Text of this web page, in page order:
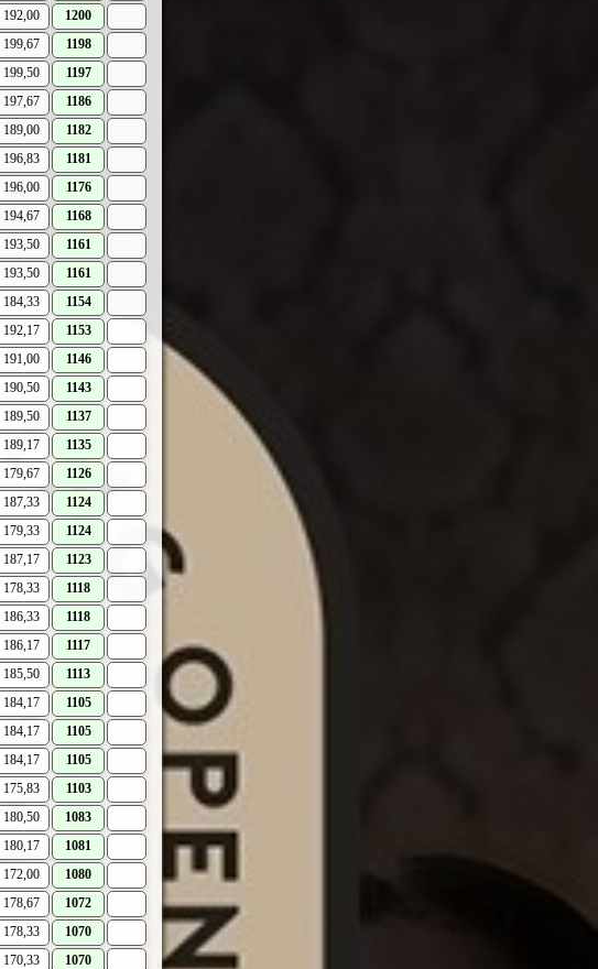
192,00 1200
199,67 1198
199,50 1197
197,67 1186
189,00 1182
196,83 1181
196,00 1176
194,67 1168
193,50 1161
193,50 1161
184,33 1154
192,17 1153
191,00 1146
190,50 1143
189,50 1137
189,17 1135
179,67 1126
187,33 1124
179,33 1124
187,17 1123
178,33 1118
186,33 1118
186,17 1117
185,50 1113
184,17 1105
184,17 1105
184,17 1105
175,83 1103
180,50 1083
180,17 1081
172,00 1080
178,67 1072
178,33 1070
170,33 1070